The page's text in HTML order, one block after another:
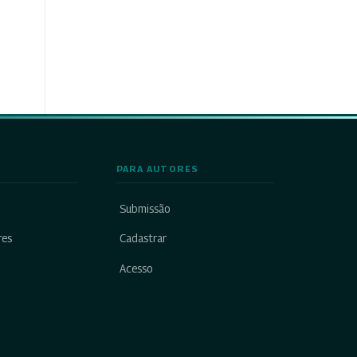
PARA AUTORES
Submissão
Cadastrar
Acesso